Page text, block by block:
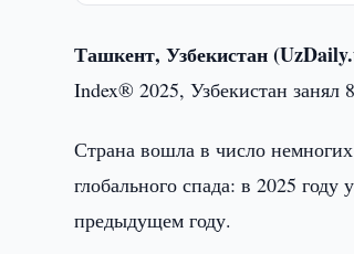
Ташкент, Узбекистан
Index® 2025, Узбекистан занял
Страна вошла в число немногих
глобального спада: в 2025
предыдущем году.